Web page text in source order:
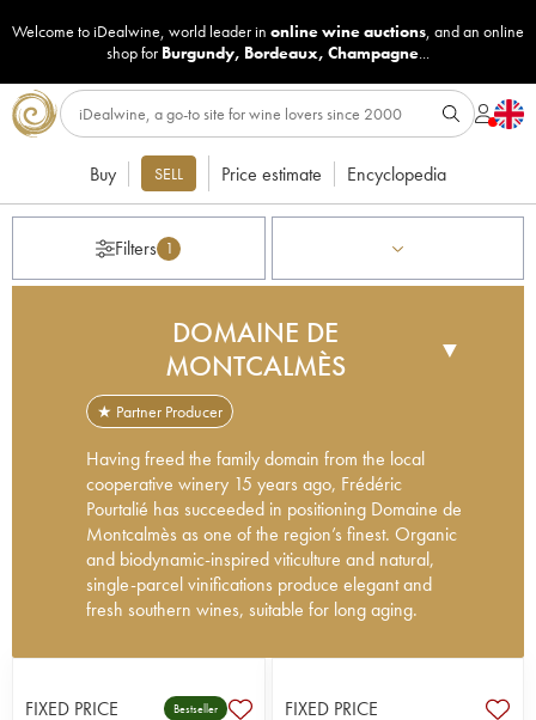
Welcome to iDealwine, world leader in online wine auctions, and an online
shop for Burgundy, Bordeaux, Champagne...
Buy SELL Price estimate Encyclopedia
Filters 1
DOMAINE DE
MONTCALMÈS
▼
★ Partner Producer
Having freed the family domain from the local
cooperative winery 15 years ago, Frédéric
Pourtalié has succeeded in positioning Domaine de
Montcalmès as one of the region’s finest. Organic
and biodynamic-inspired viticulture and natural,
single-parcel vinifications produce elegant and
fresh southern wines, suitable for long aging.
had already studied under the most demanding of
FIXED PRICE Bestseller FIXED PRICE